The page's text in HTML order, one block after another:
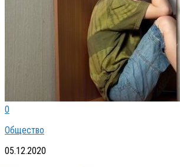
0
Общество
05.12.2020